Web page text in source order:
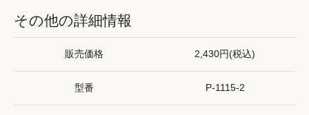
その他の詳細情報
販売価格 2,430円(税込)
型番 P-1115-2